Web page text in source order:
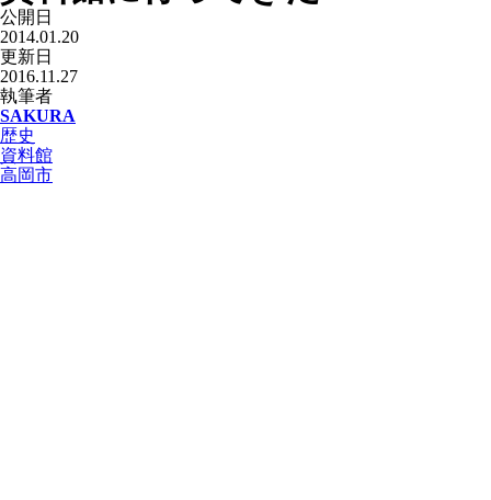
公開日
2014.01.20
更新日
2016.11.27
執筆者
SAKURA
歴史
資料館
高岡市